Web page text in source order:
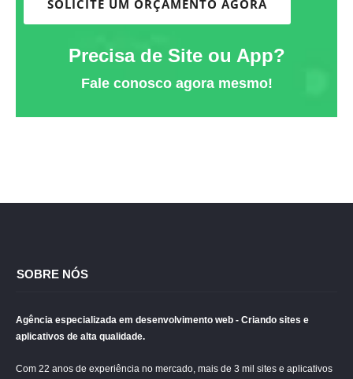
SOLICITE UM ORÇAMENTO AGORA
Precisa de Site ou App?
Fale conosco agora mesmo!
SOBRE NÓS
Agência especializada em desenvolvimento web - Criando sites e
aplicativos de alta qualidade.
Com 22 anos de experiência no mercado, mais de 3 mil sites e aplicativos